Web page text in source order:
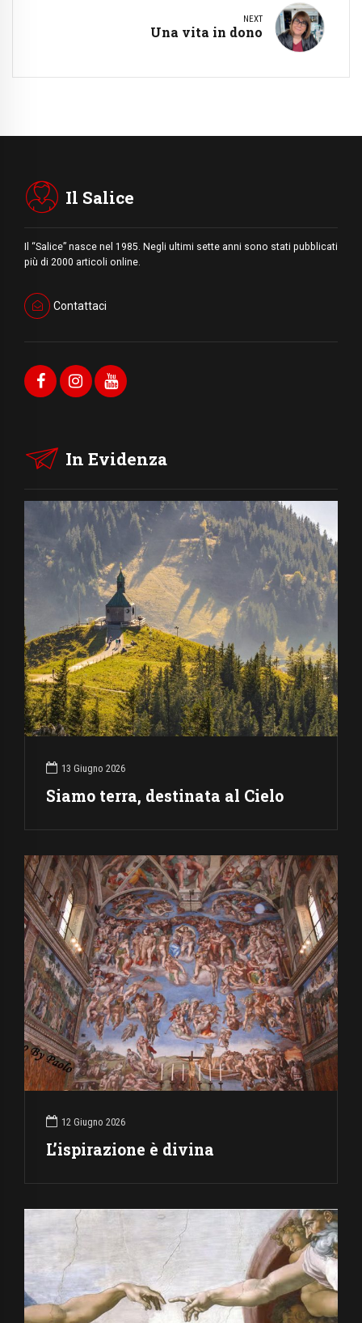
NEXT
Una vita in dono
Il Salice
Il “Salice” nasce nel 1985. Negli ultimi sette anni sono stati pubblicati
più di 2000 articoli online.
Contattaci
In Evidenza
13 Giugno 2026
Siamo terra, destinata al Cielo
12 Giugno 2026
L’ispirazione è divina